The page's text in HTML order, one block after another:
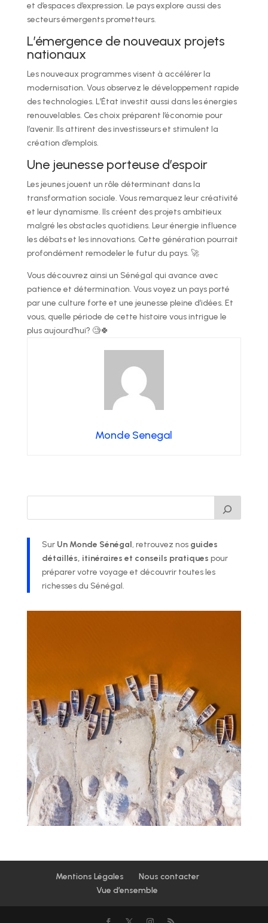
et d’espaces d’expression. Le pays explore aussi des
secteurs émergents prometteurs.
L’émergence de nouveaux projets
nationaux
Les nouveaux programmes visent à accélérer la
modernisation. Vous observez le développement rapide
des technologies. L’État investit aussi dans les énergies
renouvelables. Ces choix préparent l’économie pour
l’avenir. Ils attirent des investisseurs et stimulent la
création d’emplois.
Une jeunesse porteuse d’espoir
Les jeunes jouent un rôle déterminant dans la
transformation sociale. Vous remarquez leur créativité
et leur dynamisme. Ils créent des projets ambitieux
malgré les obstacles quotidiens. Leur énergie influence
les débats et les innovations. Cette génération pourrait
profondément remodeler le futur du pays. 🚀
Vous découvrez ainsi un Sénégal qui avance avec
patience et détermination. Vous voyez un pays porté
par une culture forte et une jeunesse pleine d’idées. Et
vous, quelle période de cette histoire vous intrigue le
plus aujourd’hui? 🧐🍀
Monde Senegal
Sur Un Monde Sénégal, retrouvez nos guides
détaillés, itinéraires et conseils pratiques pour
préparer votre voyage et découvrir toutes les
richesses du Sénégal.
Mentions Légales
Nous contacter
Vue d’ensemble